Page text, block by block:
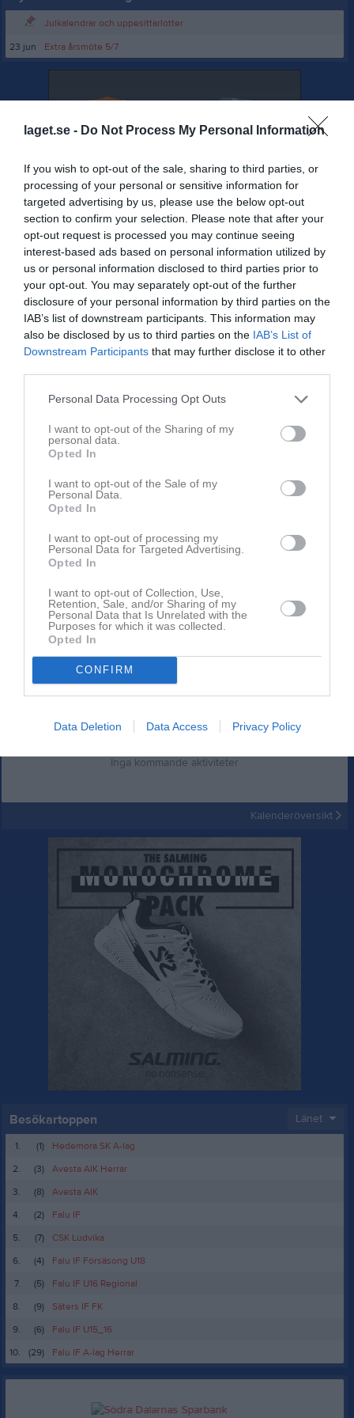
laget.se - Do Not Process My Personal Information
If you wish to opt-out of the sale, sharing to third parties, or
processing of your personal or sensitive information for
targeted advertising by us, please use the below opt-out
section to confirm your selection. Please note that after your
opt-out request is processed you may continue seeing
interest-based ads based on personal information utilized by
us or personal information disclosed to third parties prior to
your opt-out. You may separately opt-out of the further
disclosure of your personal information by third parties on the
IAB’s list of downstream participants. This information may
also be disclosed by us to third parties on the IAB’s List of
Downstream Participants that may further disclose it to other
Personal Data Processing Opt Outs
I want to opt-out of the Sharing of my
personal data.
Opted In
I want to opt-out of the Sale of my
Personal Data.
Opted In
I want to opt-out of processing my
Personal Data for Targeted Advertising.
Opted In
I want to opt-out of Collection, Use,
Retention, Sale, and/or Sharing of my
Personal Data that Is Unrelated with the
Purposes for which it was collected.
Opted In
CONFIRM
Data Deletion Data Access Privacy Policy
Julkalendrar och uppesittarlotter
23 jun
Extra årsmöte 5/7
Senast uppladdade video
Logga in och ladda upp ert första klipp
Inget album finns skapat
Logga in som administratör och skapa ert första album
Inga kommande aktiviteter
Kalenderöversikt
Besökartoppen Länet
1. (1)
Hedemora SK A-lag
2.
(3)
Avesta AIK Herrar
3.
(8)
Avesta AIK
4.
(2)
Falu IF
5.
(7)
CSK Ludvika
6.
(4)
Falu IF Försäsong U18
7.
(5)
Falu IF U16 Regional
8.
(9)
Säters IF FK
9.
(6)
Falu IF U15_16
10.
(29) Falu IF A-lag Herrar